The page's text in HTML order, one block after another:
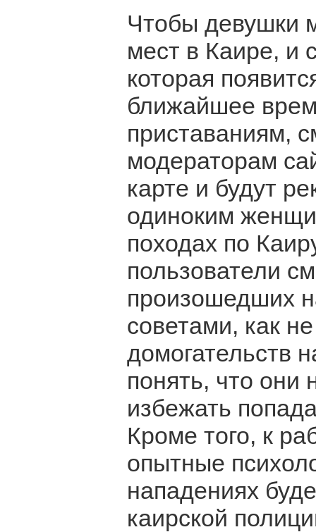
Чтобы девушки
мест в Каире, и
которая
ближайшее
приставаниям,
модераторам
карте и будут
одиноким
походах по
пользователи
произошедших
советами, как
домогательств
понять, что они
избежать
Кроме того, к
опытные
нападениях
каирской